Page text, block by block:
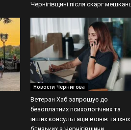
Чернігівщині після скарг
Новости Чернигова
Ветеран Хаб запрошує до
безоплатних психологічних та
інших консультацій воїнів та їхніх